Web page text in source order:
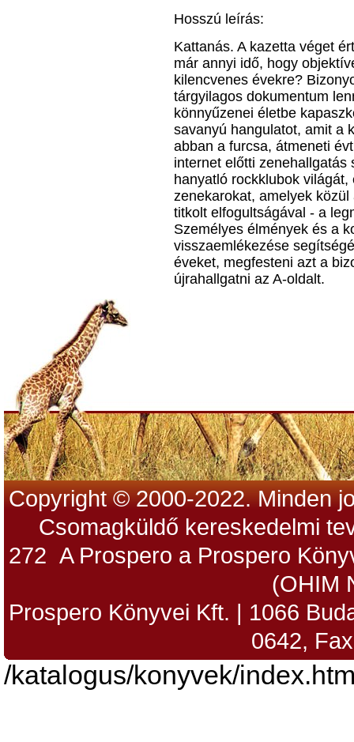
Hosszú leírás:
Kattanás. A kazetta véget
már annyi idő, hogy
kilencvenes évekre?
tárgyilagos dokumentum
könnyűzenei életbe
savanyú hangulatot, amit a
abban a furcsa, átmeneti
internet előtti
hanyatló rockklubok
zenekarokat, amelyek
titkolt elfogultságával - a
Személyes élmények és a
visszaemlékezése
éveket, megfesteni azt a
újrahallgatni az A-oldalt.
Copyright © 2000-2022. Minden
Csomagküldő kereskedelmi
272 A Prospero a Prospero
(OHIM
Prospero Könyvei Kft. | 1066
0642,
/katalogus/konyvek/